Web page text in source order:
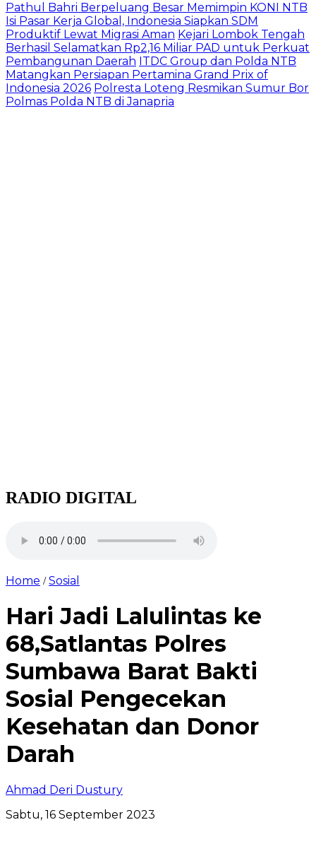
Pathul Bahri Berpeluang Besar Memimpin KONI NTB
Isi Pasar Kerja Global, Indonesia Siapkan SDM
Produktif Lewat Migrasi Aman Kejari Lombok Tengah
Berhasil Selamatkan Rp2,16 Miliar PAD untuk Perkuat
Pembangunan Daerah ITDC Group dan Polda NTB
Matangkan Persiapan Pertamina Grand Prix of
Indonesia 2026 Polresta Loteng Resmikan Sumur Bor
Polmas Polda NTB di Janapria
RADIO DIGITAL
Home /Sosial
Hari Jadi Lalulintas ke
68,Satlantas Polres
Sumbawa Barat Bakti
Sosial Pengecekan
Kesehatan dan Donor
Darah
Ahmad Deri Dustury
Sabtu, 16 September 2023